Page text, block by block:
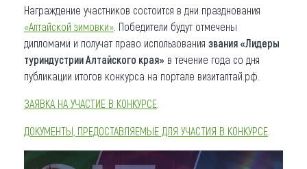
Награждение участников состоится в дни празднования
«Алтайской зимовки» . Победители будут отмечены
дипломами и получат право использования звания «Лидеры
туриндустрии Алтайского края» в течение года со дня
публикации итогов конкурса на портале визиталтай.рф.
ЗАЯВКА НА УЧАСТИЕ В КОНКУРСЕ
ДОКУМЕНТЫ, ПРЕДОСТАВЛЯЕМЫЕ ДЛЯ УЧАСТИЯ В КОНКУРСЕ